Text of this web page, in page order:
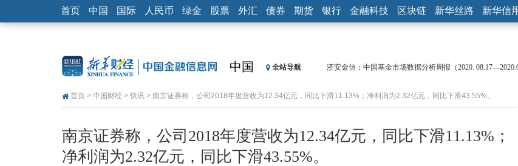
首页 中国 国际 人民币 绿金 股票 外汇 债券 期货 银行 金融科技 区块链 新华丝路 新华信
中国 全站导航
济安金信：中国基金市场数据分析周报（2020.
记者手记：疫情下的香港零售业如何浴火重生？
济安金信：中国基金市场数据分析周报（2020.
【新华财经调查】同业存单、结构性存款玩起“跷跷板” 结构
首页 > 中国财经 > 快讯 > 南京证券称，公司2018年度营收为12.34亿元，同比下滑11.13%；净利润为2.32亿元，同比下滑43.55%。
南京证券称，公司2018年度营收为12.34亿元，同比下滑11.13%；
净利润为2.32亿元，同比下滑43.55%。